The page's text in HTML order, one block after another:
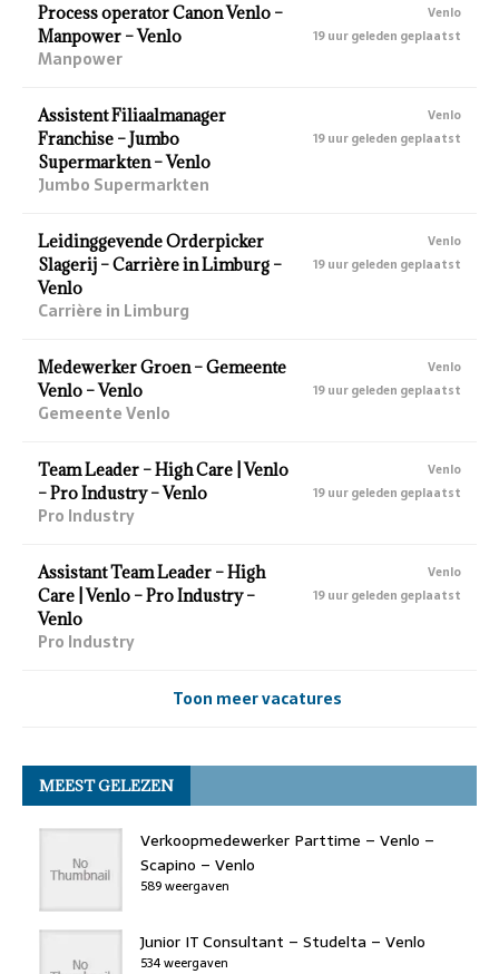
Process operator Canon Venlo –
Manpower – Venlo
Manpower
Venlo
19 uur geleden geplaatst
Assistent Filiaalmanager
Franchise – Jumbo
Supermarkten – Venlo
Jumbo Supermarkten
Venlo
19 uur geleden geplaatst
Leidinggevende Orderpicker
Slagerij – Carrière in Limburg –
Venlo
Carrière in Limburg
Venlo
19 uur geleden geplaatst
Medewerker Groen – Gemeente
Venlo – Venlo
Gemeente Venlo
Venlo
19 uur geleden geplaatst
Team Leader – High Care | Venlo
– Pro Industry – Venlo
Pro Industry
Venlo
19 uur geleden geplaatst
Assistant Team Leader – High
Care | Venlo – Pro Industry –
Venlo
Pro Industry
Venlo
19 uur geleden geplaatst
Toon meer vacatures
MEEST GELEZEN
Verkoopmedewerker Parttime – Venlo –
Scapino – Venlo
589 weergaven
Junior IT Consultant – Studelta – Venlo
534 weergaven